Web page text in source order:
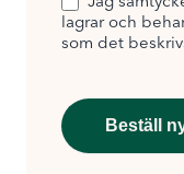
lagrar och
som det
Beställ